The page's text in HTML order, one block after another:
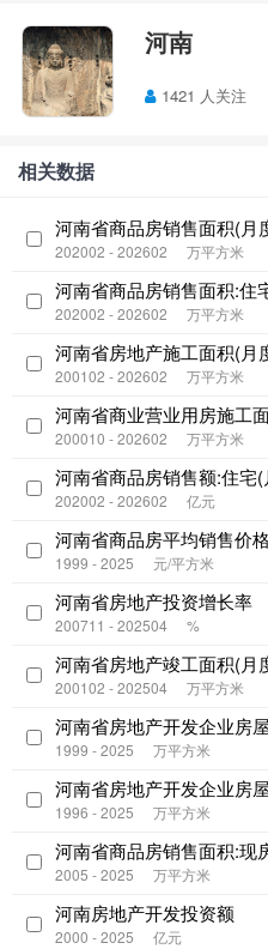
河南
1421 人关注
相关数据
河南省商品房销售面积(月
202002 - 202602 万平方米
河南省商品房销售面积:住
202002 - 202602 万平方米
河南省房地产施工面积(月
200102 - 202602 万平方米
河南省商业营业用房施工
200010 - 202602 万平方米
河南省商品房销售额:住宅
202002 - 202602 亿元
河南省商品房平均销售价格
1999 - 2025 元/平方米
河南省房地产投资增长率
200711 - 202504 %
河南省房地产竣工面积(月
200102 - 202504 万平方米
河南省房地产开发企业房
1999 - 2025 万平方米
河南省房地产开发企业房
1996 - 2025 万平方米
河南省商品房销售面积:现
2005 - 2025 万平方米
河南房地产开发投资额
2000 - 2025 亿元